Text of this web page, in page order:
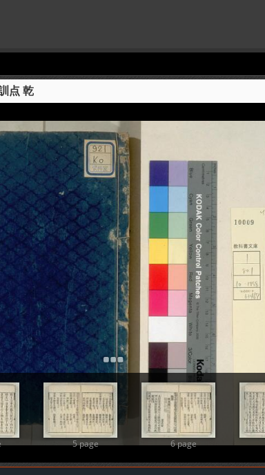
+
Add Item
点 乾
5 page 6 page